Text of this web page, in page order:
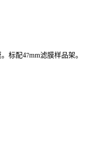
标配47mm滤膜样品架。